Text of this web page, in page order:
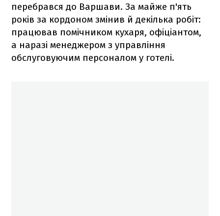
перебрався до Варшави. За майже п'ять
років за кордоном змінив й декілька робіт:
працював помічником кухаря, офіціантом,
а наразі менеджером з управління
обслуговуючим персоналом у готелі.